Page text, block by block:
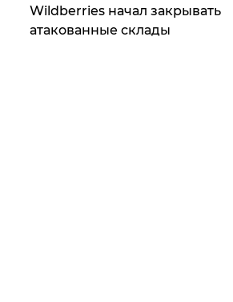
Wildberries начал закрывать
атакованные склады